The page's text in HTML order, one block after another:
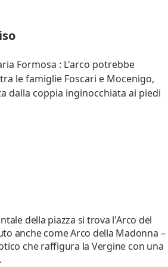
della piazza si trova l'Arco del
anche come Arco della Madonna –
che raffigura la Vergine con una